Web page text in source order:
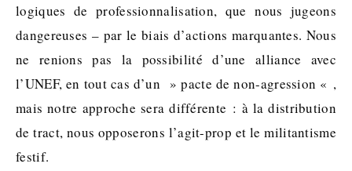
logiques de professionnalisation, que nous jugeons
dangereuses – par le biais d’actions marquantes. Nous
ne renions pas la possibilité d’une alliance avec
l’UNEF, en tout cas d’un » pacte de non-agression « ,
mais notre approche sera différente : à la distribution
de tract, nous opposerons l’agit-prop et le militantisme
festif.